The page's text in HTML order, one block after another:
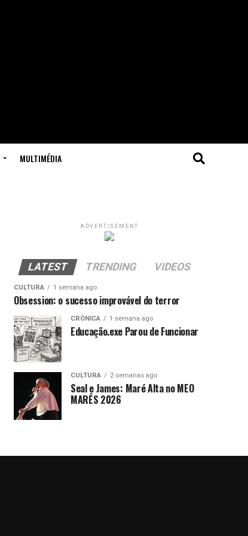
MULTIMÉDIA
ADVERTISEMENT
LATEST TRENDING VIDEOS
CULTURA 1 semana ago
Obsession: o sucesso improvável do terror
CRÓNICA 1 semana ago
Educação.exe Parou de Funcionar
CULTURA 2 semanas ago
Seal e James: Maré Alta no MEO
MARÉS 2026